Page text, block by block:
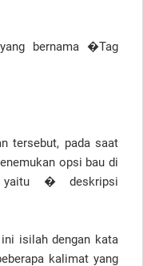
bernama �Tag
tersebut, pada saat
opsi bau di
� deskripsi
isilah dengan kata
kalimat yang